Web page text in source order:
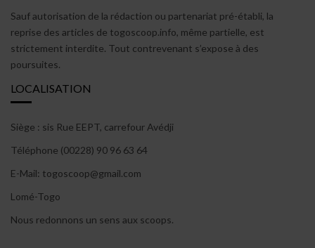
Sauf autorisation de la rédaction ou partenariat pré-établi, la
reprise des articles de togoscoop.info, même partielle, est
strictement interdite. Tout contrevenant s’expose à des
poursuites.
LOCALISATION
Siège : sis Rue EEPT, carrefour Avédji
Téléphone (00228) 90 96 63 64
E-Mail: togoscoop@gmail.com
Lomé-Togo
Nous redonnons un sens aux scoops.